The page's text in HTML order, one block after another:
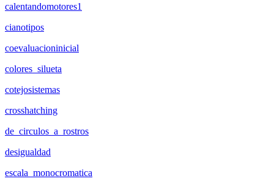
calentandomotores1
cianotipos
coevaluacioninicial
colores_silueta
cotejosistemas
crosshatching
de_circulos_a_rostros
desigualdad
escala_monocromatica